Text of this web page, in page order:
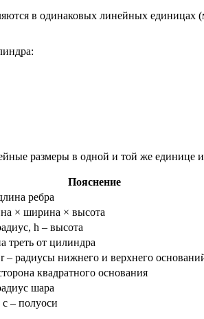
в одинаковых линейных единицах
размеры в одной и той же единице
Пояснение
ребра
× ширина × высота
h – высота
треть от цилиндра
– радиусы нижнего и верхнего
квадратного основания
шара
c – полуоси